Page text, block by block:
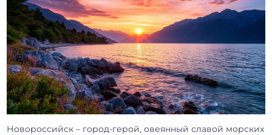
Новороссийск – город-герой, овеянный славой морских